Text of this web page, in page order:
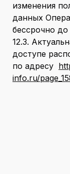
изменения
данных
бессрочно
12.3.
доступе
по адресу
info.ru/